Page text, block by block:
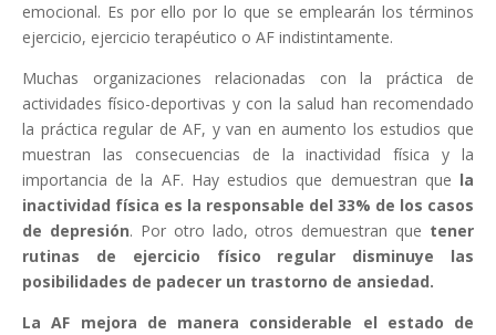
emocional. Es por ello por lo que se emplearán los términos
ejercicio, ejercicio terapéutico o AF indistintamente.
Muchas organizaciones relacionadas con la práctica de
actividades físico-deportivas y con la salud han recomendado
la práctica regular de AF, y van en aumento los estudios que
muestran las consecuencias de la inactividad física y la
importancia de la AF. Hay estudios que demuestran que la
inactividad física es la responsable del 33% de los casos
de depresión. Por otro lado, otros demuestran que tener
rutinas de ejercicio físico regular disminuye las
posibilidades de padecer un trastorno de ansiedad.
La AF mejora de manera considerable el estado de